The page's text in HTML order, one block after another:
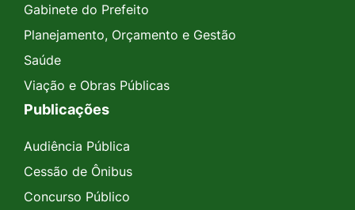
Gabinete do Prefeito
Planejamento, Orçamento e Gestão
Saúde
Viação e Obras Públicas
Publicações
Audiência Pública
Cessão de Ônibus
Concurso Público